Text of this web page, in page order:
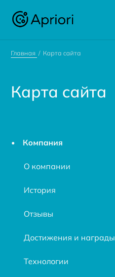
Главная Карта сайта
Карта сайта
Компания
О компании
История
Отзывы
Достижения и награды
Технологии